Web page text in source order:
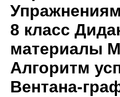
8 класс
материалы
Алгоритм
Вентана-